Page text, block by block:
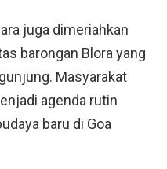
juga dimeriahkan
barongan Blora yang
Masyarakat
agenda rutin
baru di Goa